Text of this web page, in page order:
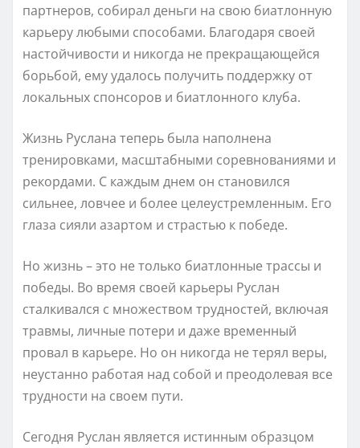
партнеров, собирал деньги на свою биатлонную
карьеру любыми способами. Благодаря своей
настойчивости и никогда не прекращающейся
борьбой, ему удалось получить поддержку от
локальных спонсоров и биатлонного клуба.
Жизнь Руслана теперь была наполнена
тренировками, масштабными соревнованиями и
рекордами. С каждым днем он становился
сильнее, ловчее и более целеустремленным. Его
глаза сияли азартом и страстью к победе.
Но жизнь – это не только биатлонные трассы и
победы. Во время своей карьеры Руслан
сталкивался с множеством трудностей, включая
травмы, личные потери и даже временный
провал в карьере. Но он никогда не терял веры,
неустанно работая над собой и преодолевая все
трудности на своем пути.
Сегодня Руслан является истинным образцом